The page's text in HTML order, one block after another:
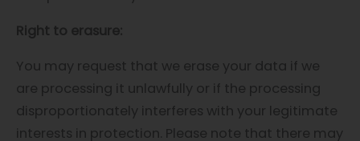
Right to erasure:
You may request that we erase your data if we
are processing it unlawfully or if the processing
disproportionately interferes with your legitimate
interests in protection. Please note that there may